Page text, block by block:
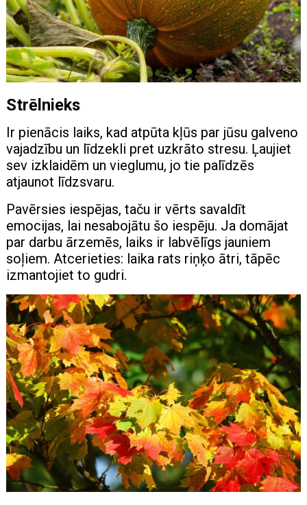
Strēlnieks
Ir pienācis laiks, kad atpūta kļūs par jūsu galveno
vajadzību un līdzekli pret uzkrāto stresu. Ļaujiet
sev izklaidēm un vieglumu, jo tie palīdzēs
atjaunot līdzsvaru.
Pavērsies iespējas, taču ir vērts savaldīt
emocijas, lai nesabojātu šo iespēju. Ja domājat
par darbu ārzemēs, laiks ir labvēlīgs jauniem
soļiem. Atcerieties: laika rats riņķo ātri, tāpēc
izmantojiet to gudri.